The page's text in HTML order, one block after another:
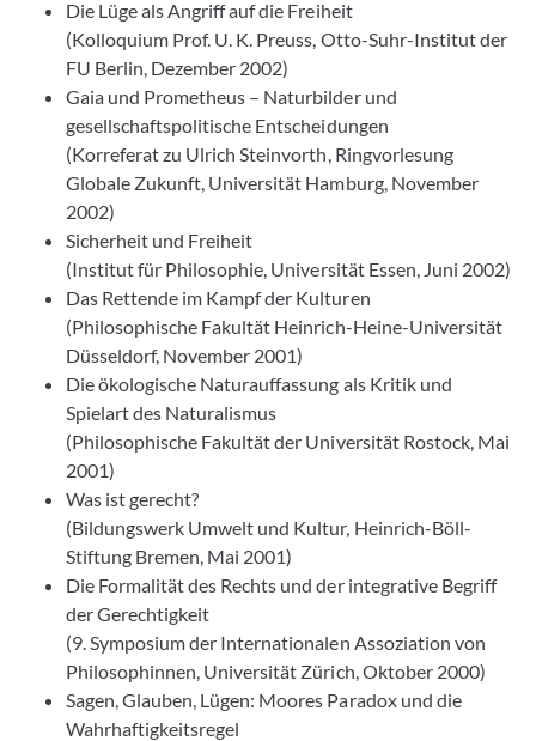
Die Lüge als Angriff auf die Freiheit
(Kolloquium Prof. U. K. Preuss, Otto-Suhr-Institut der
FU Berlin, Dezember 2002)
Gaia und Prometheus – Naturbilder und
gesellschaftspolitische Entscheidungen
(Korreferat zu Ulrich Steinvorth, Ringvorlesung
Globale Zukunft, Universität Hamburg, November
2002)
Sicherheit und Freiheit
(Institut für Philosophie, Universität Essen, Juni 2002)
Das Rettende im Kampf der Kulturen
(Philosophische Fakultät Heinrich-Heine-Universität
Düsseldorf, November 2001)
Die ökologische Naturauffassung als Kritik und
Spielart des Naturalismus
(Philosophische Fakultät der Universität Rostock, Mai
2001)
Was ist gerecht?
(Bildungswerk Umwelt und Kultur, Heinrich-Böll-
Stiftung Bremen, Mai 2001)
Die Formalität des Rechts und der integrative Begriff
der Gerechtigkeit
(9. Symposium der Internationalen Assoziation von
Philosophinnen, Universität Zürich, Oktober 2000)
Sagen, Glauben, Lügen: Moores Paradox und die
Wahrhaftigkeitsregel